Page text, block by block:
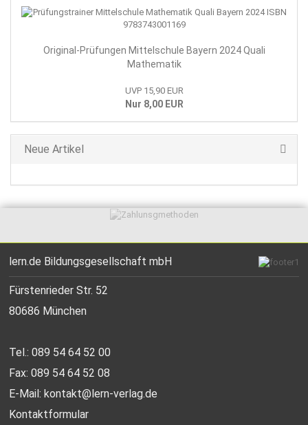
Original-Prüfungen Mittelschule Bayern 2024 Quali
Mathematik
UVP 15,90 EUR
Nur 8,00 EUR
Neue Artikel
lern.de Bildungsgesellschaft mbH
Fürstenrieder Str. 52
80686 München
Tel.: 089 54 64 52 00
Fax: 089 54 64 52 08
E-Mail:kontakt@lern-verlag.de
Kontaktformular